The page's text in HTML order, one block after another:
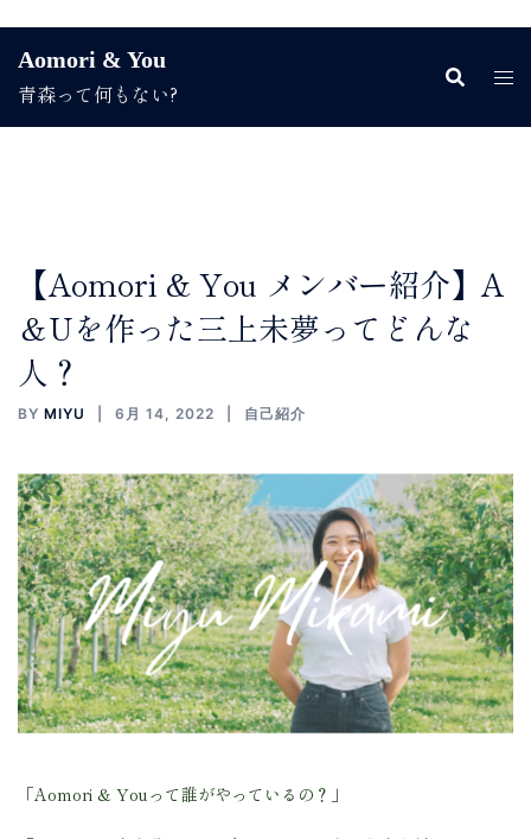
Aomori & You
青森って何もない?
【Aomori & You メンバー紹介】A
＆Uを作った三上未夢ってどんな
人？
BY MIYU 6月 14, 2022 自己紹介
「Aomori & Youって誰がやっているの？」